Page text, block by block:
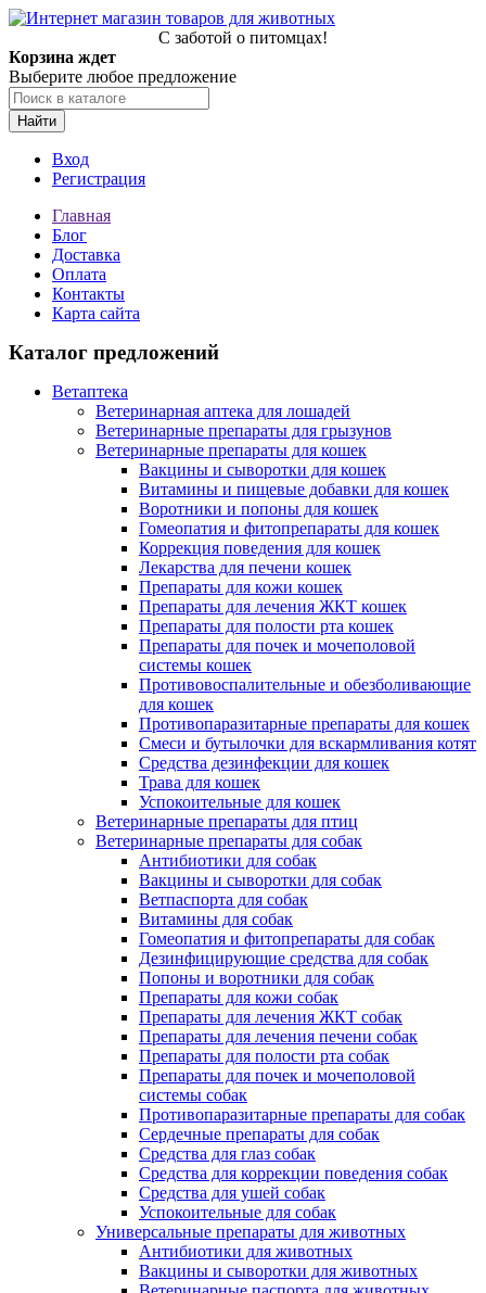
С заботой о питомцах!
Корзина ждет
Выберите любое предложение
Найти
Вход
Регистрация
Главная
Блог
Доставка
Оплата
Контакты
Карта сайта
Каталог предложений
Ветаптека
Ветеринарная аптека для лошадей
Ветеринарные препараты для грызунов
Ветеринарные препараты для кошек
Вакцины и сыворотки для кошек
Витамины и пищевые добавки для кошек
Воротники и попоны для кошек
Гомеопатия и фитопрепараты для кошек
Коррекция поведения для кошек
Лекарства для печени кошек
Препараты для кожи кошек
Препараты для лечения ЖКТ кошек
Препараты для полости рта кошек
Препараты для почек и мочеполовой
системы кошек
Противовоспалительные и обезболивающие
для кошек
Противопаразитарные препараты для кошек
Смеси и бутылочки для вскармливания котят
Средства дезинфекции для кошек
Трава для кошек
Успокоительные для кошек
Ветеринарные препараты для птиц
Ветеринарные препараты для собак
Антибиотики для собак
Вакцины и сыворотки для собак
Ветпаспорта для собак
Витамины для собак
Гомеопатия и фитопрепараты для собак
Дезинфицирующие средства для собак
Попоны и воротники для собак
Препараты для кожи собак
Препараты для лечения ЖКТ собак
Препараты для лечения печени собак
Препараты для полости рта собак
Препараты для почек и мочеполовой
системы собак
Противопаразитарные препараты для собак
Сердечные препараты для собак
Средства для глаз собак
Средства для коррекции поведения собак
Средства для ушей собак
Успокоительные для собак
Универсальные препараты для животных
Антибиотики для животных
Вакцины и сыворотки для животных